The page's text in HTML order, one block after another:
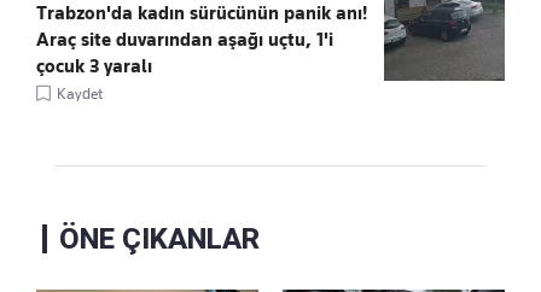
Trabzon'da kadın sürücünün panik anı!
Araç site duvarından aşağı uçtu, 1'i
çocuk 3 yaralı
Kaydet
ÖNE ÇIKANLAR